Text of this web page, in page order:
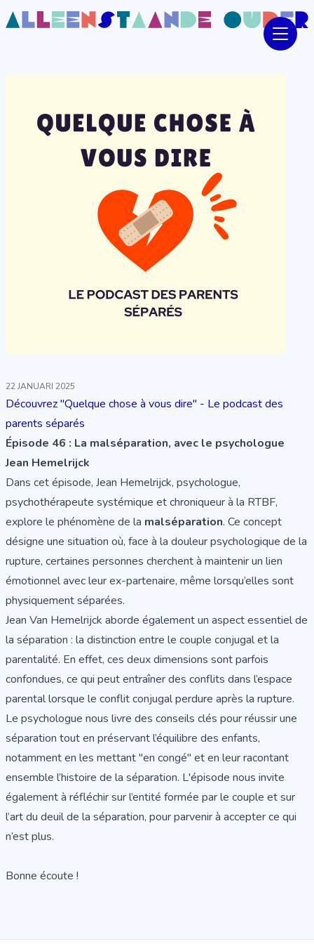
22 JANUARI 2025
Découvrez "Quelque chose à vous dire" - Le podcast des
parents séparés
Épisode 46 : La malséparation, avec le psychologue
Jean Hemelrijck
Dans cet épisode, Jean Hemelrijck, psychologue,
psychothérapeute systémique et chroniqueur à la RTBF,
explore le phénomène de la malséparation. Ce concept
désigne une situation où, face à la douleur psychologique de la
rupture, certaines personnes cherchent à maintenir un lien
émotionnel avec leur ex-partenaire, même lorsqu’elles sont
physiquement séparées.
Jean Van Hemelrijck aborde également un aspect essentiel de
la séparation : la distinction entre le couple conjugal et la
parentalité. En effet, ces deux dimensions sont parfois
confondues, ce qui peut entraîner des conflits dans l’espace
parental lorsque le conflit conjugal perdure après la rupture.
Le psychologue nous livre des conseils clés pour réussir une
séparation tout en préservant l’équilibre des enfants,
notamment en les mettant "en congé" et en leur racontant
ensemble l’histoire de la séparation. L'épisode nous invite
également à réfléchir sur l’entité formée par le couple et sur
l’art du deuil de la séparation, pour parvenir à accepter ce qui
n’est plus.
Bonne écoute !